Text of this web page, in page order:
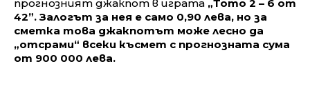
прогнозният джакпот в играта „Тото 2 – 6 от
42”. Залогът за нея е само 0,90 лева, но за
сметка това джакпотът може лесно да
„отсрами“ всеки късмет с прогнозната сума
от 900 000 лева.